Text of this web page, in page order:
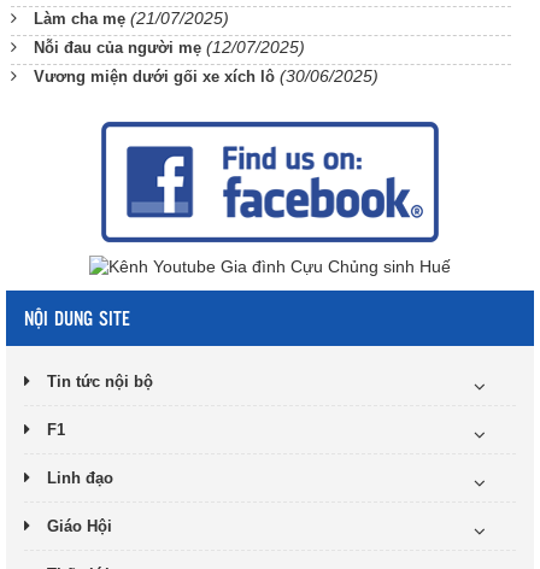
Làm cha mẹ (21/07/2025)
Nỗi đau của người mẹ (12/07/2025)
Vương miện dưới gối xe xích lô (30/06/2025)
NỘI DUNG SITE
Tin tức nội bộ
F1
Linh đạo
Giáo Hội